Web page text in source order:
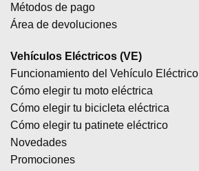
Métodos de pago
Área de devoluciones
Vehículos Eléctricos (VE)
Funcionamiento del Vehículo Eléctrico
Cómo elegir tu moto eléctrica
Cómo elegir tu bicicleta eléctrica
Cómo elegir tu patinete eléctrico
Novedades
Promociones